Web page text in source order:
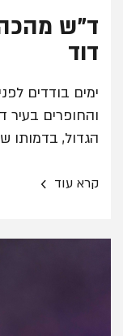
ד"ש
דוד
ימים בודדים
והחופרים
הגדול, בדמותו
קרא עוד ›